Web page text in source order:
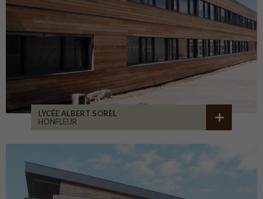
LYCÉE ALBERT SOREL
HONFLEUR